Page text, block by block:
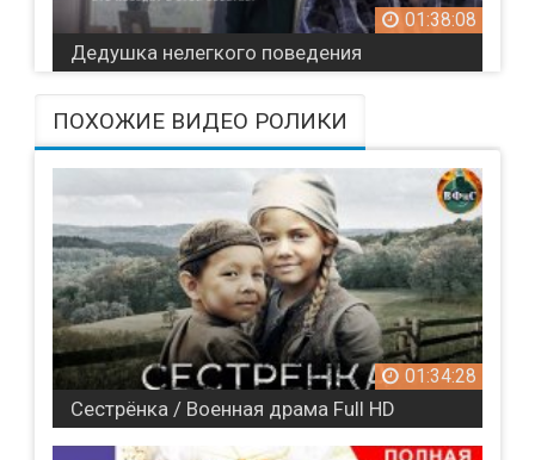
01:38:08
Дедушка нелегкого поведения
ПОХОЖИЕ ВИДЕО РОЛИКИ
01:34:28
Сестрёнка / Военная драма Full HD